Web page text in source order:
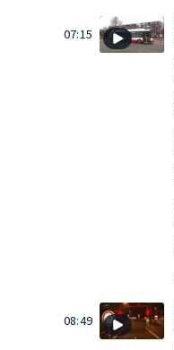
07:15
08:49